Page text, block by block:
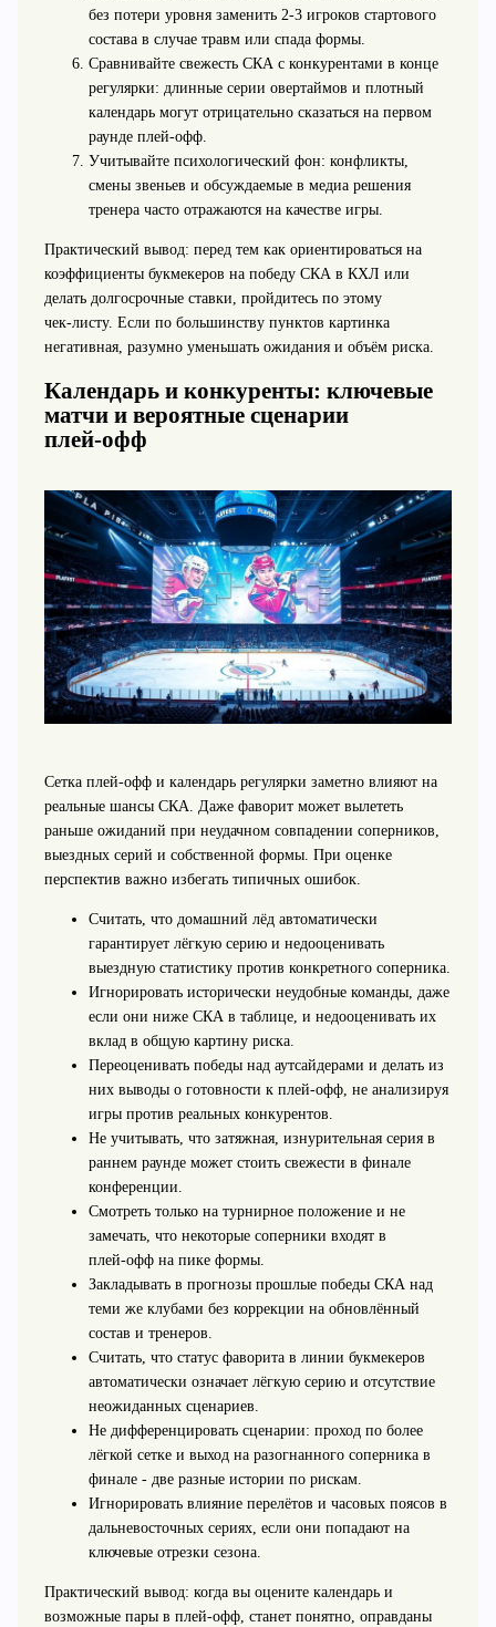
без потери уровня заменить 2-3 игроков стартового
состава в случае травм или спада формы.
Сравнивайте свежесть СКА с конкурентами в конце
регулярки: длинные серии овертаймов и плотный
календарь могут отрицательно сказаться на первом
раунде плей‑офф.
Учитывайте психологический фон: конфликты,
смены звеньев и обсуждаемые в медиа решения
тренера часто отражаются на качестве игры.
Практический вывод: перед тем как ориентироваться на
коэффициенты букмекеров на победу СКА в КХЛ или
делать долгосрочные ставки, пройдитесь по этому
чек‑листу. Если по большинству пунктов картинка
негативная, разумно уменьшать ожидания и объём риска.
Календарь и конкуренты: ключевые
матчи и вероятные сценарии
плей‑офф
Сетка плей‑офф и календарь регулярки заметно влияют на
реальные шансы СКА. Даже фаворит может вылететь
раньше ожиданий при неудачном совпадении соперников,
выездных серий и собственной формы. При оценке
перспектив важно избегать типичных ошибок.
Считать, что домашний лёд автоматически
гарантирует лёгкую серию и недооценивать
выездную статистику против конкретного соперника.
Игнорировать исторически неудобные команды, даже
если они ниже СКА в таблице, и недооценивать их
вклад в общую картину риска.
Переоценивать победы над аутсайдерами и делать из
них выводы о готовности к плей‑офф, не анализируя
игры против реальных конкурентов.
Не учитывать, что затяжная, изнурительная серия в
раннем раунде может стоить свежести в финале
конференции.
Смотреть только на турнирное положение и не
замечать, что некоторые соперники входят в
плей‑офф на пике формы.
Закладывать в прогнозы прошлые победы СКА над
теми же клубами без коррекции на обновлённый
состав и тренеров.
Считать, что статус фаворита в линии букмекеров
автоматически означает лёгкую серию и отсутствие
неожиданных сценариев.
Не дифференцировать сценарии: проход по более
лёгкой сетке и выход на разогнанного соперника в
финале - две разные истории по рискам.
Игнорировать влияние перелётов и часовых поясов в
дальневосточных сериях, если они попадают на
ключевые отрезки сезона.
Практический вывод: когда вы оцените календарь и
возможные пары в плей‑офф, станет понятно, оправданы